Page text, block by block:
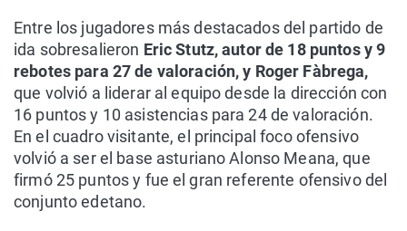
Entre los jugadores más destacados del partido de
ida sobresalieron Eric Stutz, autor de 18 puntos y 9
rebotes para 27 de valoración, y Roger Fàbrega,
que volvió a liderar al equipo desde la dirección con
16 puntos y 10 asistencias para 24 de valoración.
En el cuadro visitante, el principal foco ofensivo
volvió a ser el base asturiano Alonso Meana, que
firmó 25 puntos y fue el gran referente ofensivo del
conjunto edetano.